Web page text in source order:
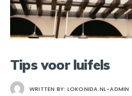
Tips voor luifels
WRITTEN BY: LOKONIDA.NL-ADMIN